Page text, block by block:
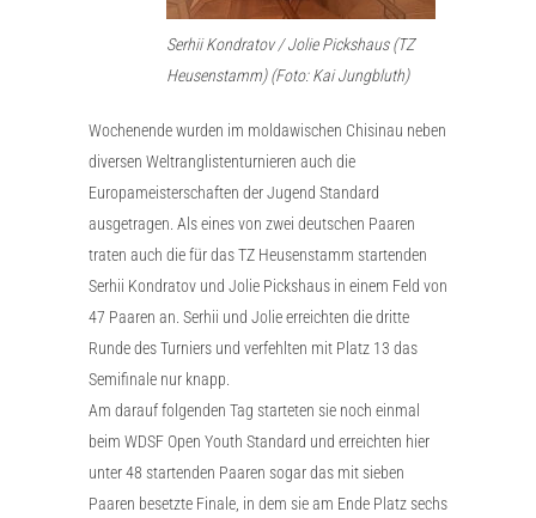
Serhii Kondratov / Jolie Pickshaus (TZ
Heusenstamm) (Foto: Kai Jungbluth)
Wochenende wurden im moldawischen Chisinau neben
diversen Weltranglistenturnieren auch die
Europameisterschaften der Jugend Standard
ausgetragen. Als eines von zwei deutschen Paaren
traten auch die für das TZ Heusenstamm startenden
Serhii Kondratov und Jolie Pickshaus in einem Feld von
47 Paaren an. Serhii und Jolie erreichten die dritte
Runde des Turniers und verfehlten mit Platz 13 das
Semifinale nur knapp.
Am darauf folgenden Tag starteten sie noch einmal
beim WDSF Open Youth Standard und erreichten hier
unter 48 startenden Paaren sogar das mit sieben
Paaren besetzte Finale, in dem sie am Ende Platz sechs